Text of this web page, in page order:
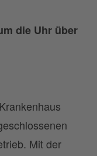
die Uhr über
Mit der